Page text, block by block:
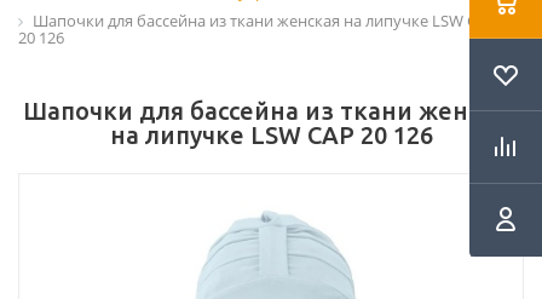
Шапочки для бассейна из ткани женская на липучке LSW САР
20 126
Шапочки для бассейна из ткани женская
на липучке LSW САР 20 126